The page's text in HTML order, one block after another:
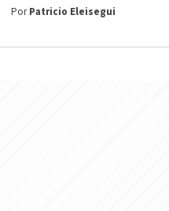
PorPatricio Eleisegui